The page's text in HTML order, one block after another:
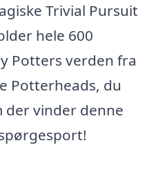
Trivial Pursuit
hele 600
Potters verden fra
Potterheads, du
der vinder denne